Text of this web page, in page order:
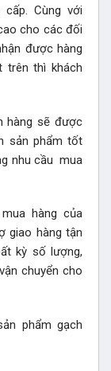
Cùng với
cho các đối
được hàng
trên thì khách
hàng sẽ được
sản phẩm tốt
nhu cầu mua
hàng của
giao hàng tận
kỳ số lượng,
chuyển cho
phẩm gạch